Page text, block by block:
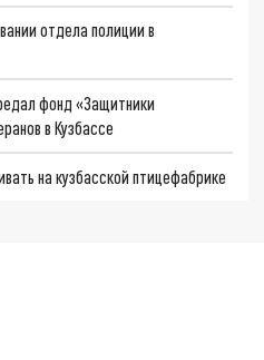
отдела полиции в
фонд «Защитники
в Кузбассе
на кузбасской птицефабрике